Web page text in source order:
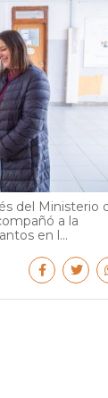
del Ministerio
a la
en l...